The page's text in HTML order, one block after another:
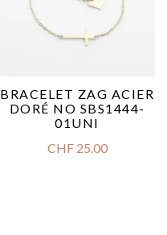
BRACELET ZAG ACIER
DORÉ NO SBS1444-
01UNI
CHF25.00